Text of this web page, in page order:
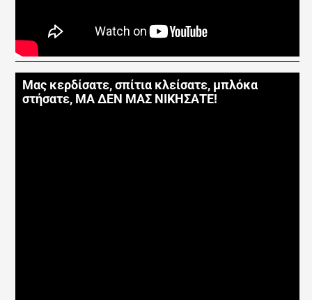
Μας κερδίσατε, σπίτια κλείσατε, μπλόκα
στήσατε, ΜΑ ΔΕΝ ΜΑΣ ΝΙΚΗΣΑΤΕ!